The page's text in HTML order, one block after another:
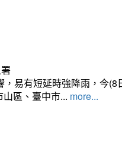
易有短延時強降雨，今
區、臺中市... more...